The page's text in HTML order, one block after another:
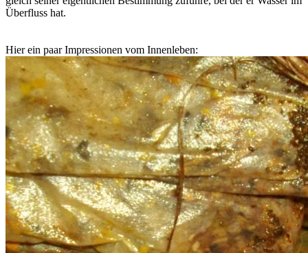
Überfluss hat.
Hier ein paar Impressionen vom Innenleben: